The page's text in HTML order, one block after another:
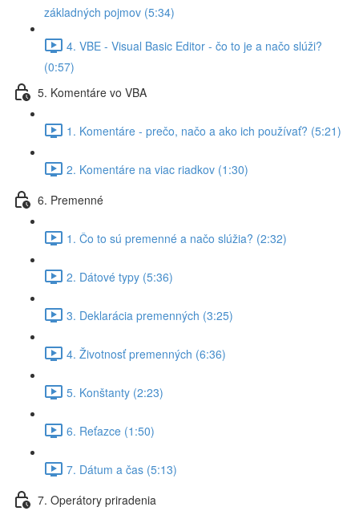
základných pojmov (5:34)
4. VBE - Visual Basic Editor - čo to je a načo slúži?
(0:57)
5. Komentáre vo VBA
1. Komentáre - prečo, načo a ako ich používať? (5:21)
2. Komentáre na viac riadkov (1:30)
6. Premenné
1. Čo to sú premenné a načo slúžia? (2:32)
2. Dátové typy (5:36)
3. Deklarácia premenných (3:25)
4. Životnosť premenných (6:36)
5. Konštanty (2:23)
6. Reťazce (1:50)
7. Dátum a čas (5:13)
7. Operátory priradenia